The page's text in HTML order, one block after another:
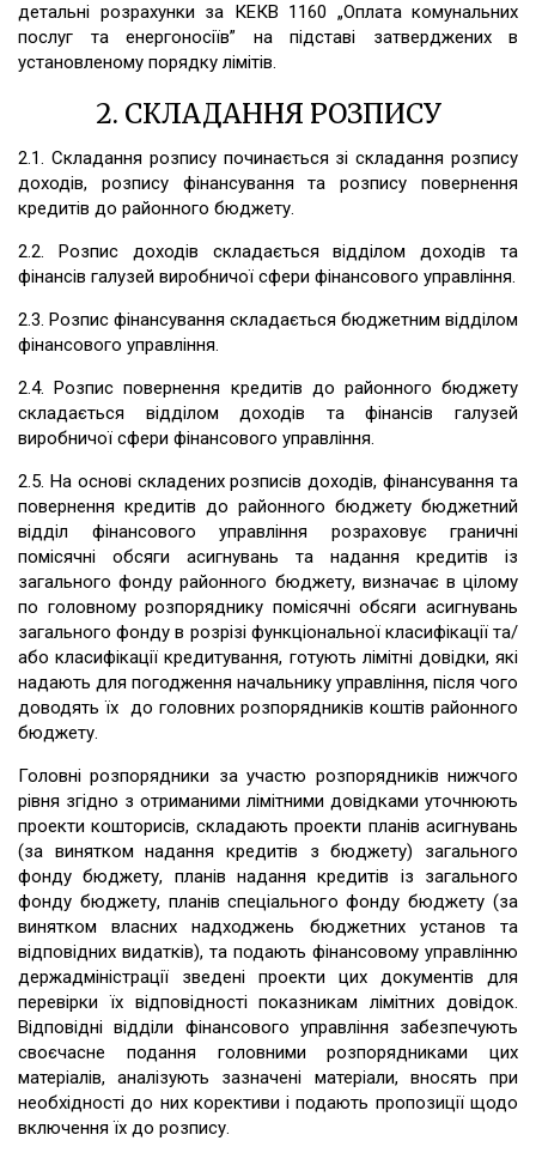
детальні розрахунки за КЕКВ 1160 „Оплата комунальних
послуг та енергоносіїв” на підставі затверджених в
установленому порядку лімітів.
2. СКЛАДАННЯ РОЗПИСУ
2.1. Складання розпису починається зі складання розпису
доходів, розпису фінансування та розпису повернення
кредитів до районного бюджету.
2.2. Розпис доходів складається відділом доходів та
фінансів галузей виробничої сфери фінансового управління.
2.3. Розпис фінансування складається бюджетним відділом
фінансового управління.
2.4. Розпис повернення кредитів до районного бюджету
складається відділом доходів та фінансів галузей
виробничої сфери фінансового управління.
2.5. На основі складених розписів доходів, фінансування та
повернення кредитів до районного бюджету бюджетний
відділ фінансового управління розраховує граничні
помісячні обсяги асигнувань та надання кредитів із
загального фонду районного бюджету, визначає в цілому
по головному розпоряднику помісячні обсяги асигнувань
загального фонду в розрізі функціональної класифікації та/
або класифікації кредитування, готують лімітні довідки, які
надають для погодження начальнику управління, після чого
доводять їх до головних розпорядників коштів районного
бюджету.
Головні розпорядники за участю розпорядників нижчого
рівня згідно з отриманими лімітними довідками уточнюють
проекти кошторисів, складають проекти планів асигнувань
(за винятком надання кредитів з бюджету) загального
фонду бюджету, планів надання кредитів із загального
фонду бюджету, планів спеціального фонду бюджету (за
винятком власних надходжень бюджетних установ та
відповідних видатків), та подають фінансовому управлінню
держадміністрації зведені проекти цих документів для
перевірки їх відповідності показникам лімітних довідок.
Відповідні відділи фінансового управління забезпечують
своєчасне подання головними розпорядниками цих
матеріалів, аналізують зазначені матеріали, вносять при
необхідності до них корективи і подають пропозиції щодо
включення їх до розпису.